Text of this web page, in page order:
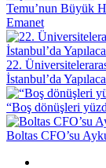
Temu’nun Büyük
Emanet
22.
İstanbul’da
“Boş dönüşleri
Boltas CFO’su